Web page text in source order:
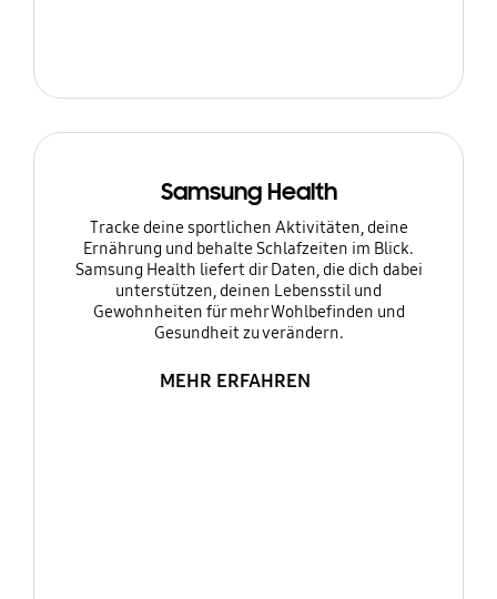
Samsung Health
Tracke deine sportlichen Aktivitäten, deine
Ernährung und behalte Schlafzeiten im Blick.
Samsung Health liefert dir Daten, die dich dabei
unterstützen, deinen Lebensstil und
Gewohnheiten für mehr Wohlbefinden und
Gesundheit zu verändern.
MEHR ERFAHREN